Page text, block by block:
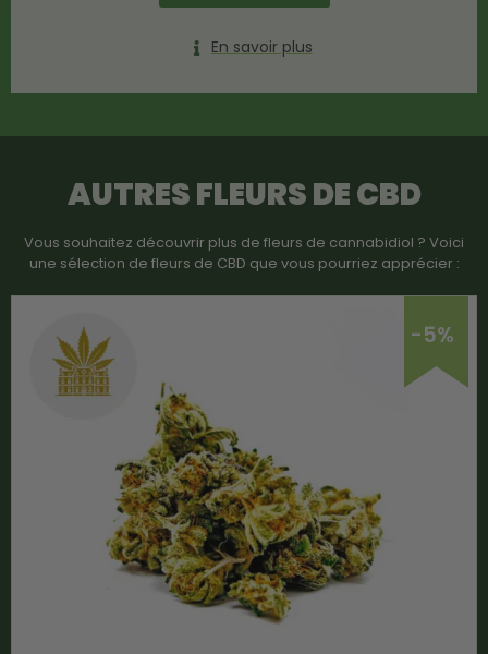
En savoir plus
AUTRES FLEURS DE CBD
Vous souhaitez découvrir plus de fleurs de cannabidiol ? Voici
une sélection de fleurs de CBD que vous pourriez apprécier :
-5%